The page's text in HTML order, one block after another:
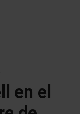
MÁS
en el